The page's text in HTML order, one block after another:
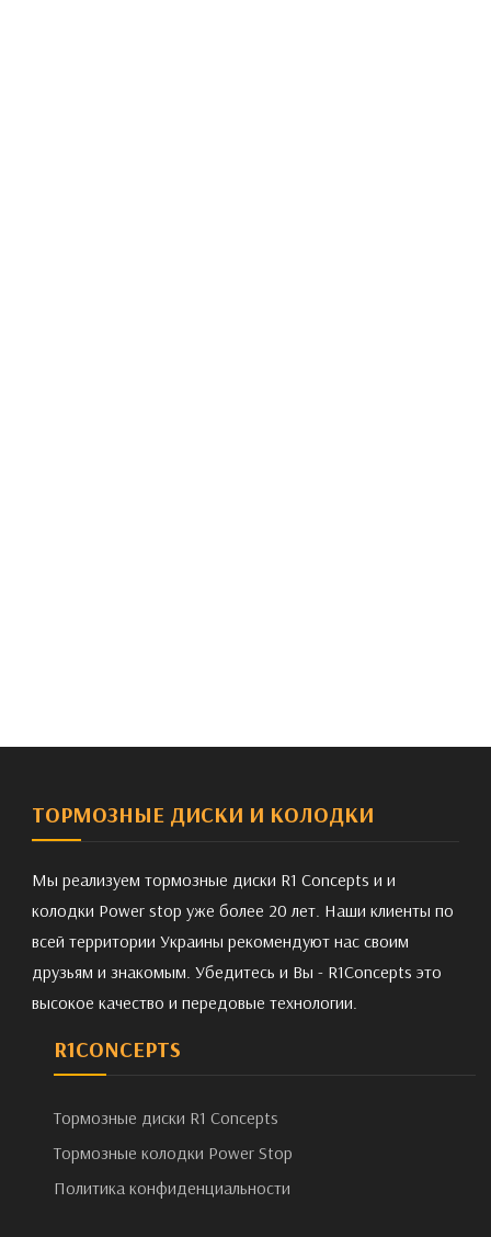
ТОРМОЗНЫЕ ДИСКИ И КОЛОДКИ
Мы реализуем тормозные диски R1 Concepts и и
колодки Power stop уже более 20 лет. Наши клиенты по
всей территории Украины рекомендуют нас своим
друзьям и знакомым. Убедитесь и Вы - R1Concepts это
высокое качество и передовые технологии.
R1CONCEPTS
Тормозные диски R1 Concepts
Тормозные колодки Power Stop
Политика конфиденциальности